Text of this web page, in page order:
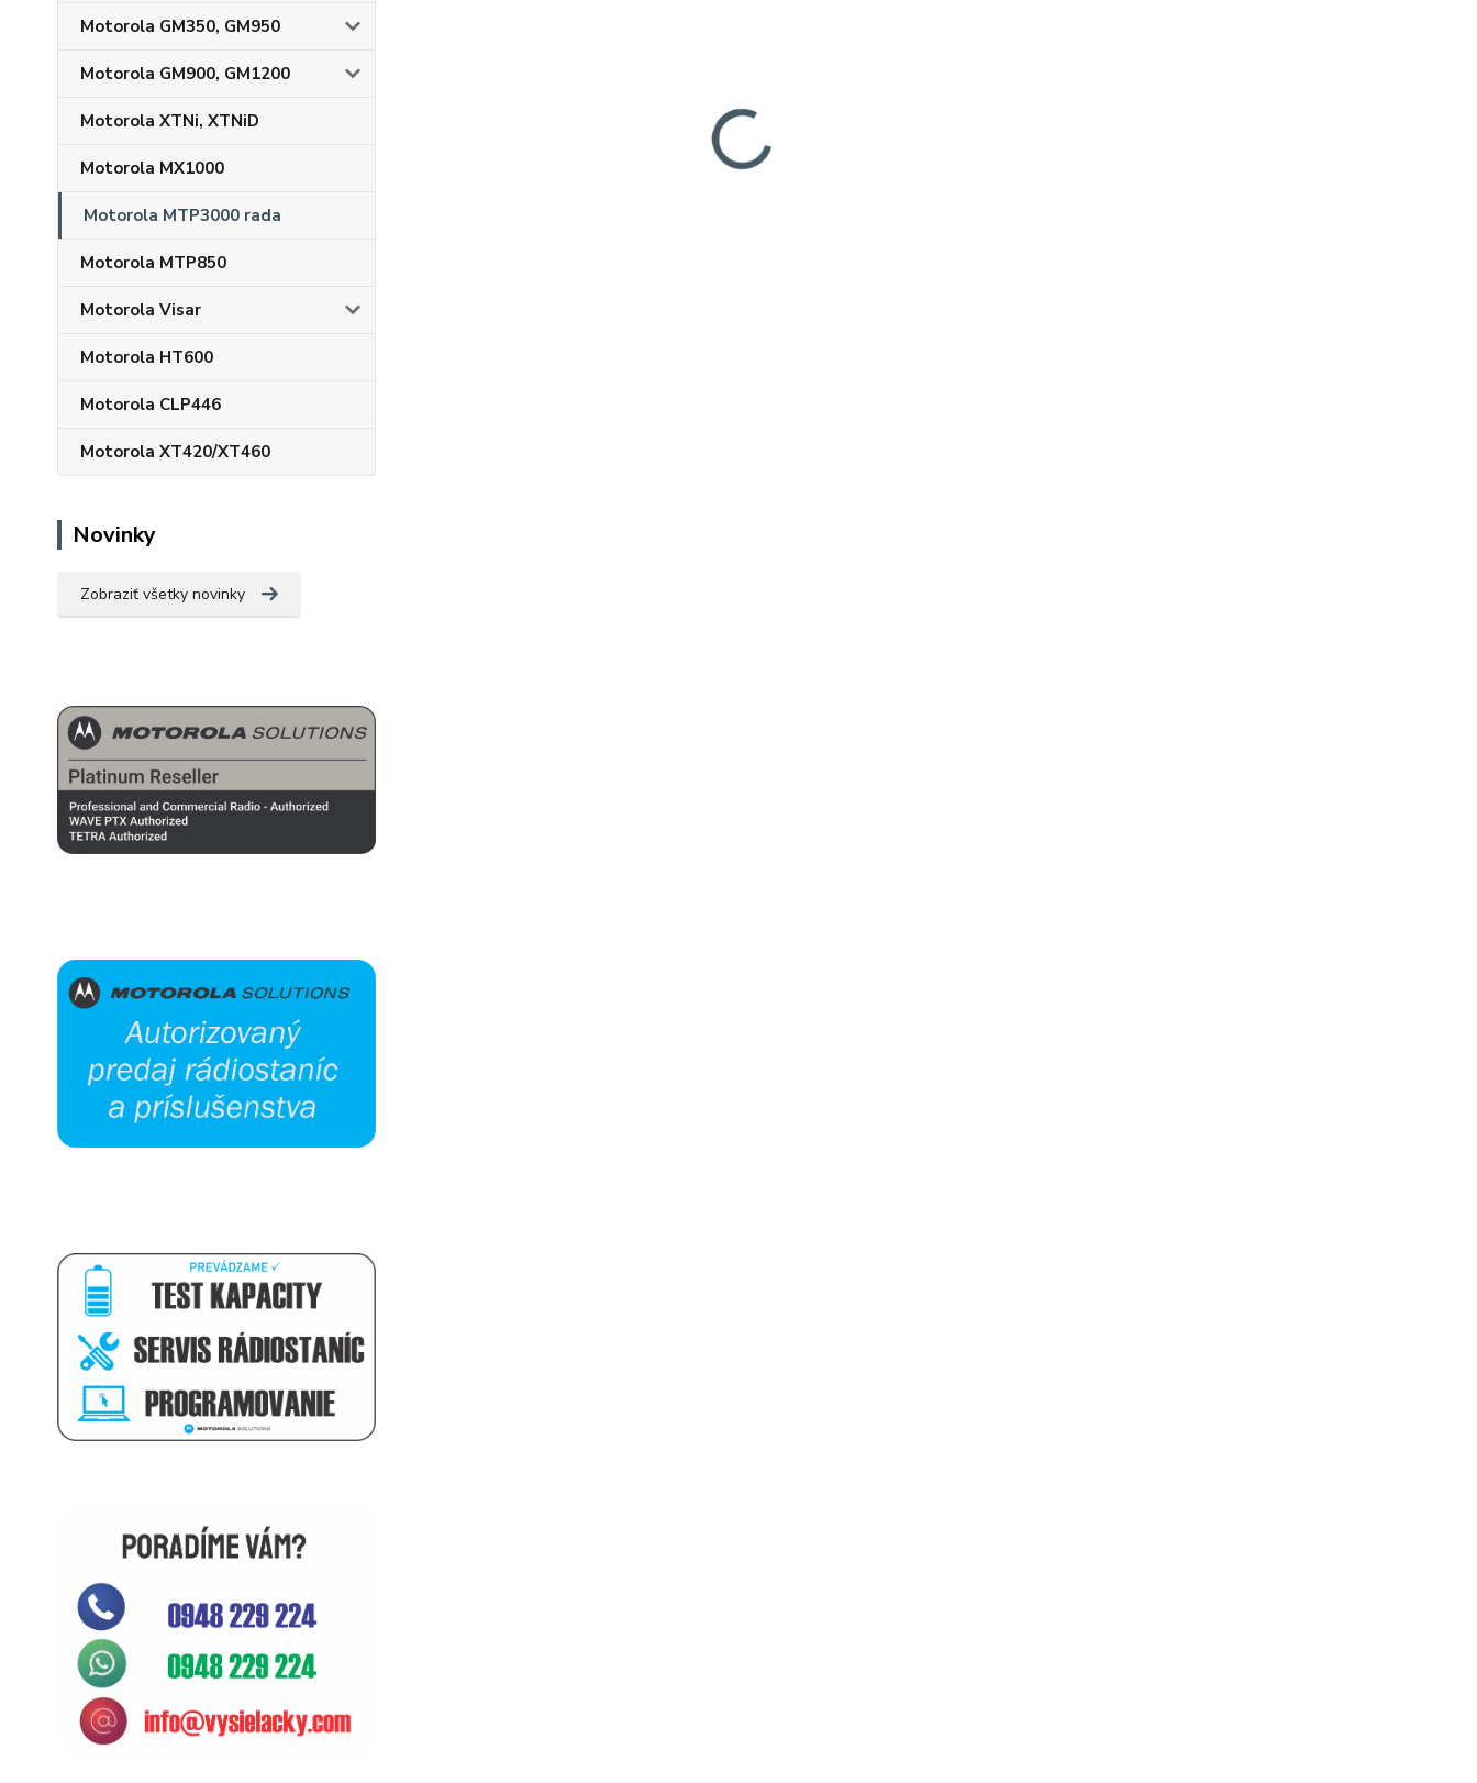
Motorola GM350, GM950
Motorola GM900, GM1200
Motorola XTNi, XTNiD
Motorola MX1000
Motorola MTP3000 rada
Motorola MTP850
Motorola Visar
Motorola HT600
Motorola CLP446
Motorola XT420/XT460
Novinky
Zobraziť všetky novinky